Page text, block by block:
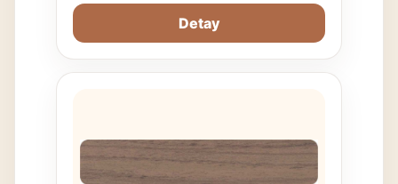
Detay